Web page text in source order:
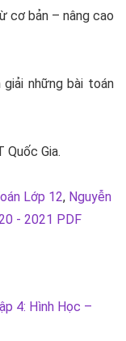
cơ bản – nâng cao
giải những bài toán
Quốc Gia.
Lớp 12, Nguyễn
- 2021 PDF
4: Hình Học –